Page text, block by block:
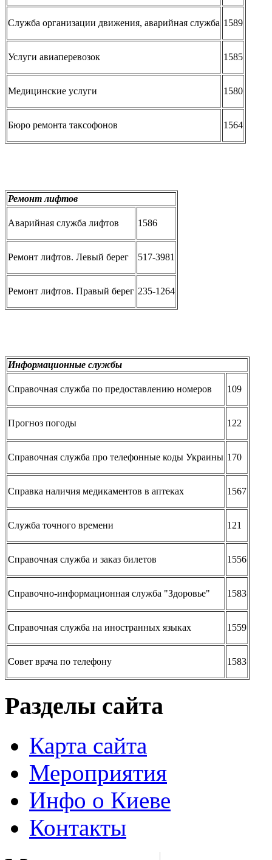
Служба организации движения, аварийная служба 1589
Услуги авиаперевозок 1585
Медицинские услуги 1580
Бюро ремонта таксофонов 1564
Ремонт лифтов
Аварийная служба лифтов 1586
Ремонт лифтов. Левый берег 517-3981
Ремонт лифтов. Правый берег 235-1264
Информационные службы
Справочная служба по предоставлению номеров 109
Прогноз погоды 122
Справочная служба про телефонные коды Украины 170
Справка наличия медикаментов в аптеках 1567
Служба точного времени 121
Справочная служба и заказ билетов 1556
Справочно-информационная служба "Здоровье" 1583
Справочная служба на иностранных языках 1559
Совет врача по телефону 1583
Разделы сайта
Карта сайта
Мероприятия
Инфо о Киеве
Контакты